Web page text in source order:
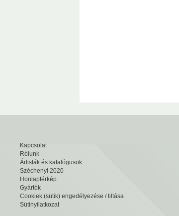
Kapcsolat
Rólunk
Árlisták és katalógusok
Széchenyi 2020
Honlaptérkép
Gyártók
Cookiek (sütik) engedélyezése / tiltása
Sütinyilatkozat